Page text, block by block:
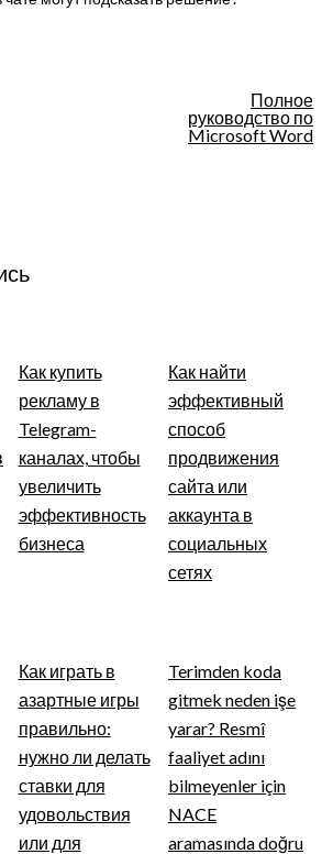
Полное
руководство по
Microsoft Word
Как купить
рекламу в
Telegram-
каналах, чтобы
увеличить
эффективность
бизнеса
Как найти
эффективный
способ
продвижения
сайта или
аккаунта в
социальных
сетях
Как играть в
азартные игры
правильно:
нужно ли делать
ставки для
удовольствия
или для
Terimden koda
gitmek neden işe
yarar? Resmî
faaliyet adını
bilmeyenler için
NACE
aramasında doğru